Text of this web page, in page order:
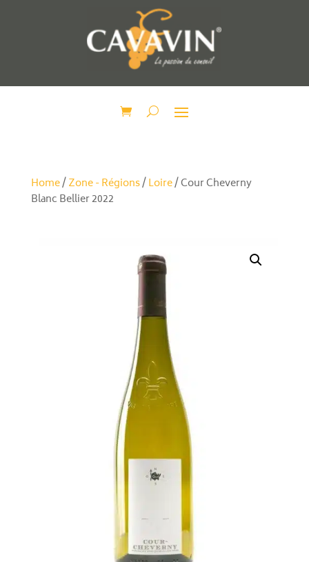
Home/Zone - Régions/Loire/ Cour Cheverny
Blanc Bellier 2022